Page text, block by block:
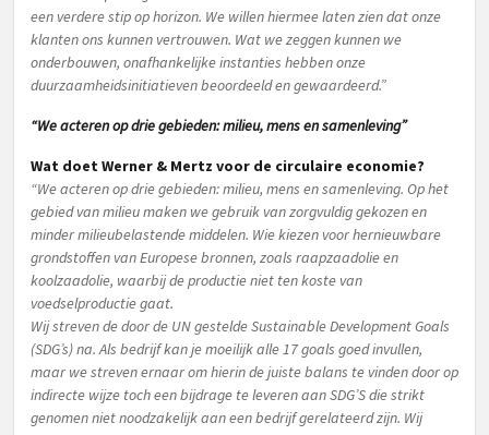
een verdere stip op horizon. We willen hiermee laten zien dat onze
klanten ons kunnen vertrouwen. Wat we zeggen kunnen we
onderbouwen, onafhankelijke instanties hebben onze
duurzaamheidsinitiatieven beoordeeld en gewaardeerd.”
“We acteren op drie gebieden: milieu, mens en samenleving”
Wat doet Werner & Mertz voor de circulaire economie?
“We acteren op drie gebieden: milieu, mens en samenleving. Op het
gebied van milieu maken we gebruik van zorgvuldig gekozen en
minder milieubelastende middelen. Wie kiezen voor hernieuwbare
grondstoffen van Europese bronnen, zoals raapzaadolie en
koolzaadolie, waarbij de productie niet ten koste van
voedselproductie gaat.
Wij streven de door de UN gestelde Sustainable Development Goals
(SDG’s) na. Als bedrijf kan je moeilijk alle 17 goals goed invullen,
maar we streven ernaar om hierin de juiste balans te vinden door op
indirecte wijze toch een bijdrage te leveren aan SDG’S die strikt
genomen niet noodzakelijk aan een bedrijf gerelateerd zijn. Wij